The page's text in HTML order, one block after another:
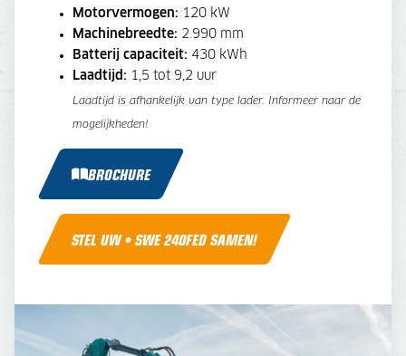
Motorvermogen: 120 kW
Machinebreedte: 2.990 mm
Batterij capaciteit: 430 kWh
Laadtijd: 1,5 tot 9,2 uur
Laadtijd is afhankelijk van type lader. Informeer naar de
mogelijkheden!
BROCHURE
STEL UW • SWE 240FED SAMEN!